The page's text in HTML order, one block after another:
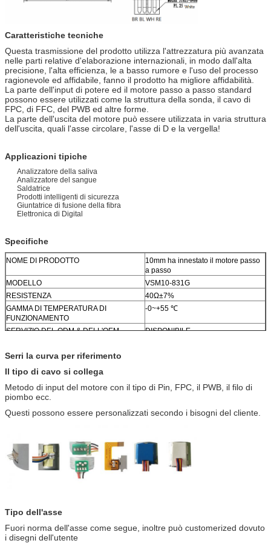
Caratteristiche tecniche
Questa trasmissione del prodotto utilizza l'attrezzatura più avanzata
nelle parti relative d'elaborazione internazionali, in modo dall'alta
precisione, l'alta efficienza, le a basso rumore e l'uso del processo
ragionevole ed affidabile, fanno il prodotto ha migliore affidabilità.
La parte dell'input di potere ed il motore passo a passo standard
possono essere utilizzati come la struttura della sonda, il cavo di
FPC, di FFC, del PWB ed altre forme.
La parte dell'uscita del motore può essere utilizzata in varia struttura
dell'uscita, quali l'asse circolare, l'asse di D e la vergella!
Applicazioni tipiche
Analizzatore della saliva
Analizzatore del sangue
Saldatrice
Prodotti intelligenti di sicurezza
Giuntatrice di fusione della fibra
Elettronica di Digital
Specifiche
NOME DI PRODOTTO
10mm ha innestato il motore passo
a passo
MODELLO
VSM10-831G
RESISTENZA
40Ω±7%
GAMMA DI TEMPERATURA DI
FUNZIONAMENTO
-0~+55 ℃
SERVIZIO DEL ODM & DELL'OEM DISPONIBILE
Serri la curva per riferimento
Il tipo di cavo si collega
Metodo di input del motore con il tipo di Pin, FPC, il PWB, il filo di
piombo ecc.
Questi possono essere personalizzati secondo i bisogni del cliente.
Tipo dell'asse
Fuori norma dell'asse come segue, inoltre può customerized dovuto
i disegni dell'utente